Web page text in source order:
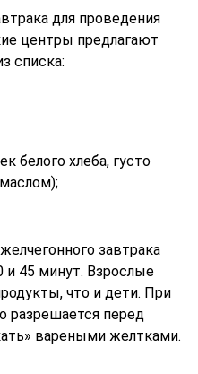
для проведения
центры предлагают
списка:
белого хлеба, густо
завтрака
и 45 минут. Взрослые
что и дети. При
разрешается перед
вареными желтками.